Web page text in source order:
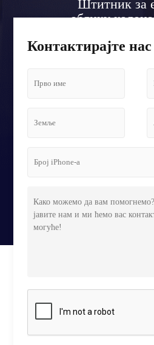
Штитник за
облику
Контактирајте нас